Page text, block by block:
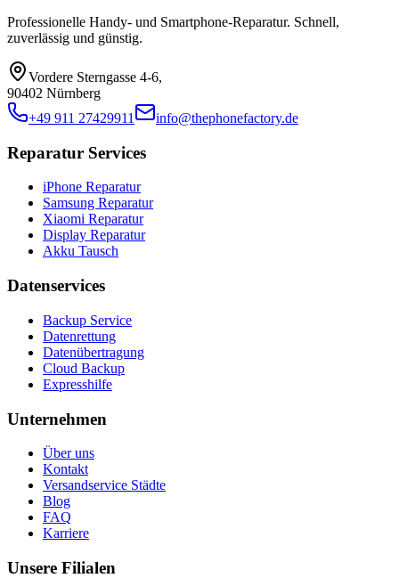
Professionelle Handy- und Smartphone-Reparatur. Schnell,
zuverlässig und günstig.
Vordere Sterngasse 4-6,
90402 Nürnberg
+49 911 27429911
info@thephonefactory.de
Reparatur Services
iPhone Reparatur
Samsung Reparatur
Xiaomi Reparatur
Display Reparatur
Akku Tausch
Datenservices
Backup Service
Datenrettung
Datenübertragung
Cloud Backup
Expresshilfe
Unternehmen
Über uns
Kontakt
Versandservice Städte
Blog
FAQ
Karriere
Unsere Filialen